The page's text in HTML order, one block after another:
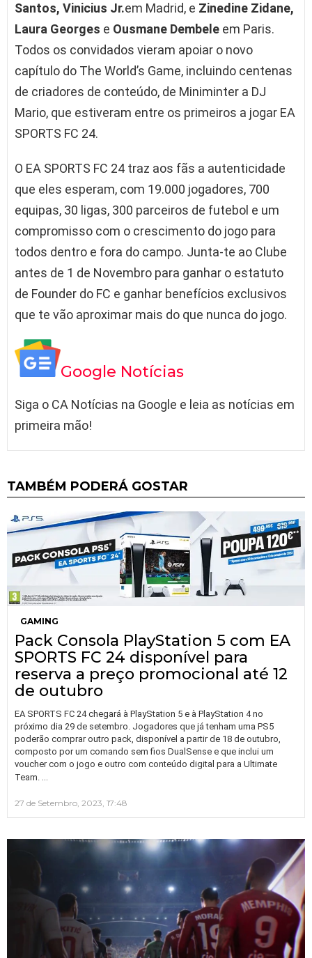
Santos, Vinicius Jr.em Madrid, e Zinedine Zidane,
Laura Georges e Ousmane Dembele em Paris.
Todos os convidados vieram apoiar o novo
capítulo do The World’s Game, incluindo centenas
de criadores de conteúdo, de Miniminter a DJ
Mario, que estiveram entre os primeiros a jogar EA
SPORTS FC 24.
O EA SPORTS FC 24 traz aos fãs a autenticidade
que eles esperam, com 19.000 jogadores, 700
equipas, 30 ligas, 300 parceiros de futebol e um
compromisso com o crescimento do jogo para
todos dentro e fora do campo. Junta-te ao Clube
antes de 1 de Novembro para ganhar o estatuto
de Founder do FC e ganhar benefícios exclusivos
que te vão aproximar mais do que nunca do jogo.
Google Notícias
Siga o CA Notícias na Google e leia as notícias em
primeira mão!
TAMBÉM PODERÁ GOSTAR
GAMING
Pack Consola PlayStation 5 com EA
SPORTS FC 24 disponível para
reserva a preço promocional até 12
de outubro
EA SPORTS FC 24 chegará à PlayStation 5 e à PlayStation 4 no
próximo dia 29 de setembro. Jogadores que já tenham uma PS5
poderão comprar outro pack, disponível a partir de 18 de outubro,
composto por um comando sem fios DualSense e que inclui um
voucher com o jogo e outro com conteúdo digital para a Ultimate
Team. …
27 de Setembro, 2023, 17:48